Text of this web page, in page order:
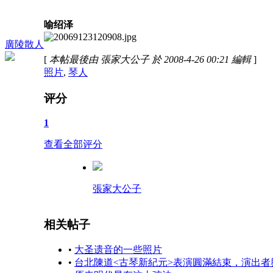
廣陵散人
喻绍泽
[ 本帖最後由 張家大公子 於 2008-4-26 00:21 編輯]
照片, 琴人
评分
1
查看全部评分
張家大公子
相关帖子
• 大圣遗音的一些照片
• 台北陳道<古琴新紀元>表演圓滿結束，演出